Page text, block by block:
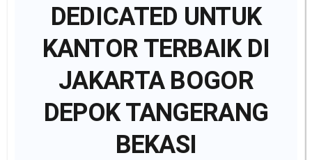
DEDICATED UNTUK
KANTOR TERBAIK DI
JAKARTA BOGOR
DEPOK TANGERANG
BEKASI